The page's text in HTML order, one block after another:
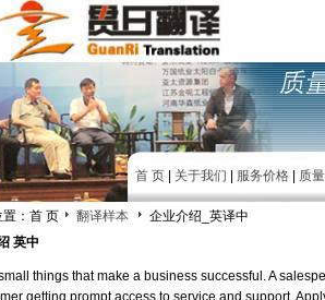
首 页 关于我们 服务价格 质
置：首 页 翻译样本
企业介绍_英译中
英中
things that make a business successful. A
getting prompt access to service and support.